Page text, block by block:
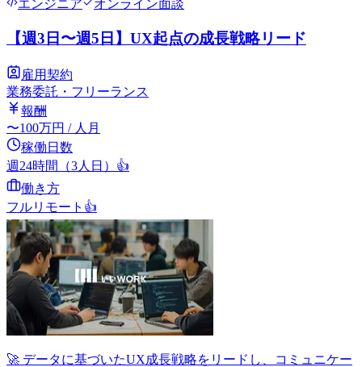
エンジニア
オンライン面談
【週3日〜週5日】UX起点の成長戦略リード
雇用契約
業務委託・フリーランス
報酬
〜100万円 / 人月
稼働日数
週24時間（3人日） 👍
働き方
フルリモート 👍
🚀 データに基づいたUX成長戦略をリードし、コミュニケー